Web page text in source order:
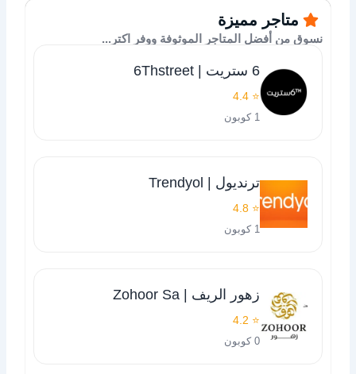
متاجر مميزة
نسوق من أفضل المتاجر الموثوفة ووفر اكتر...
6 ستريت | 6Thstreet
⭐ 4.4
1 كوبون
ترنديول | Trendyol
⭐ 4.8
1 كوبون
زهور الريف | Zohoor Sa
⭐ 4.2
0 كوبون